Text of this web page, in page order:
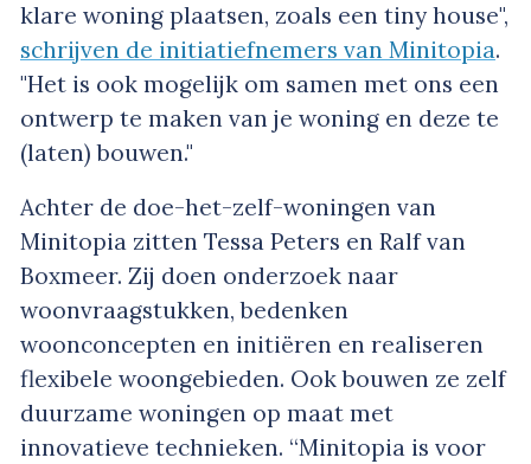
klare woning plaatsen, zoals een tiny house",
schrijven de initiatiefnemers van Minitopia.
"Het is ook mogelijk om samen met ons een
ontwerp te maken van je woning en deze te
(laten) bouwen."
Achter de doe-het-zelf-woningen van
Minitopia zitten Tessa Peters en Ralf van
Boxmeer. Zij doen onderzoek naar
woonvraagstukken, bedenken
woonconcepten en initiëren en realiseren
flexibele woongebieden. Ook bouwen ze zelf
duurzame woningen op maat met
innovatieve technieken. “Minitopia is voor